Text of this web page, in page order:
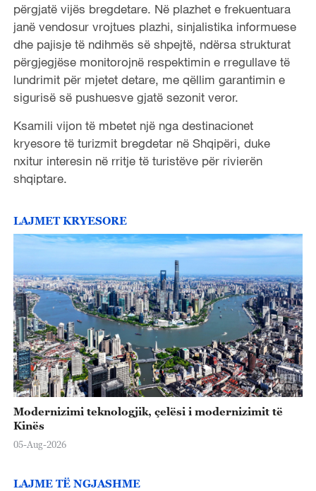
përgjatë vijës bregdetare. Në plazhet e frekuentuara
janë vendosur vrojtues plazhi, sinjalistika informuese
dhe pajisje të ndihmës së shpejtë, ndërsa strukturat
përgjegjëse monitorojnë respektimin e rregullave të
lundrimit për mjetet detare, me qëllim garantimin e
sigurisë së pushuesve gjatë sezonit veror.
Ksamili vijon të mbetet një nga destinacionet
kryesore të turizmit bregdetar në Shqipëri, duke
nxitur interesin në rritje të turistëve për rivierën
shqiptare.
LAJMET KRYESORE
Modernizimi teknologjik, çelësi i modernizimit të
Kinës
05-Aug-2026
LAJME TË NGJASHME